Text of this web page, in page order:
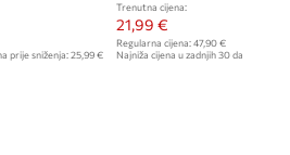
prije sniženja:25,99 €
Trenutna cijena:
21,99 €
Regularna cijena: 47,90 €
Najniža cijena u zadnjih 30 dana prije